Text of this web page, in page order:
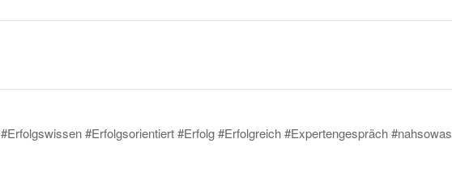
#Erfolgswissen #Erfolgsorientiert #Erfolg #Erfolgreich #Expertengespräch